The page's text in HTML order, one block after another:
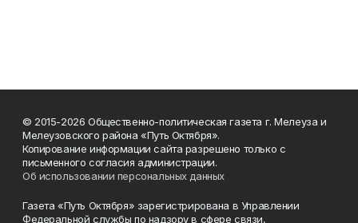
© 2015-2026 Общественно-политическая газета г. Мелеуза и
Мелеузовского района «Путь Октября».
Копирование информации сайта разрешено только с
письменного согласия администрации.
Об использовании персональных данных
Газета «Путь Октября» зарегистрирована в Управлении
Федеральной службы по надзору в сфере связи,